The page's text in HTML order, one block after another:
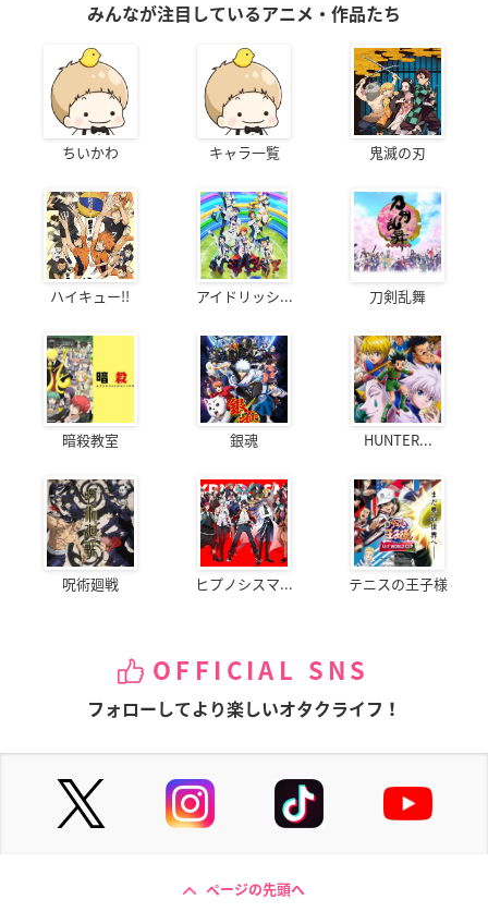
みんなが注目しているアニメ・作品たち
ちいかわ キャラ一覧 鬼滅の刃
ハイキュー!! アイドリッシ... 刀剣乱舞
暗殺教室 銀魂 HUNTER...
呪術廻戦 ヒプノシスマ... テニスの王子様
OFFICIAL SNS
フォローしてより楽しいオタクライフ！
ページの先頭へ